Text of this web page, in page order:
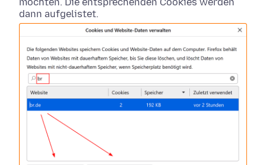
möchten. Die entsprechenden Cookies werden
dann aufgelistet.